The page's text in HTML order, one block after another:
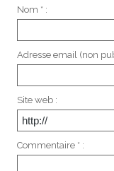
Nom * :
Adresse email (non
Site web :
Commentaire * :